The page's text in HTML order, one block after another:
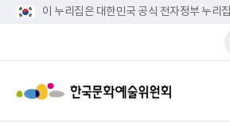
이 누리집은 대한민국 공식 전자정부 누리